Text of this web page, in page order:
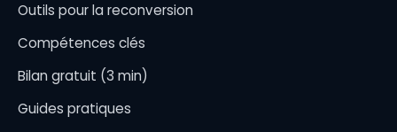
Outils pour la reconversion
Compétences clés
Bilan gratuit (3 min)
Guides pratiques